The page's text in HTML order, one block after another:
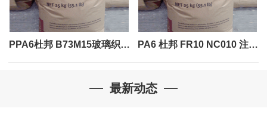
PPA6杜邦 B73M15玻璃织物 PA6 杜邦 FR10 NC010 注塑
最新动态